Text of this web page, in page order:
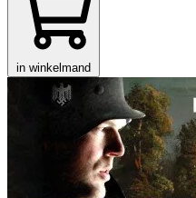
in winkelmand